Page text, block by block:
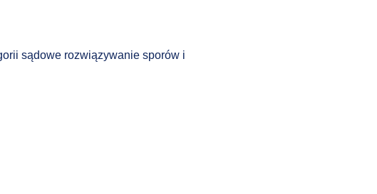
sądowe rozwiązywanie sporów i